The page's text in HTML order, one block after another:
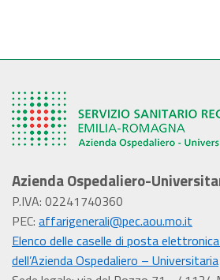
Azienda Ospedaliero-
P.IVA: 02241740360
PEC: affarigenerali@pec.aou.mo.it
Elenco delle caselle di posta
dell’Azienda Ospedaliero – Universitaria